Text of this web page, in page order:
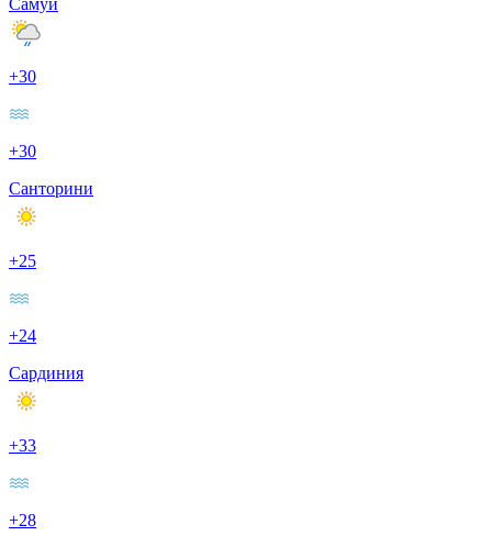
Самуи
+30
+30
Санторини
+25
+24
Сардиния
+33
+28